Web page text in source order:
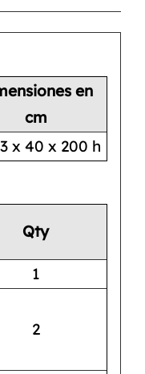
en
cm
x 40 x 200 h
Qty
1
2